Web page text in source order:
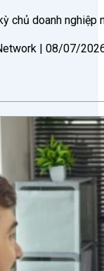
chủ doanh nghiệp
| 08/07/